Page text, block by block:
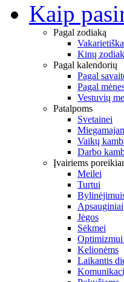
Kaip
Pagal zodiaką
Kinų
Pagal kalendorių
Pagal
Pagal
Vestuvių
Patalpoms
Svetainei
Vaikų
Darbo
Įvairiems
Meilei
Turtui
Apsauginiai
Jėgos
Sėkmei
Optimizmui
Kelionėms
Laikantis